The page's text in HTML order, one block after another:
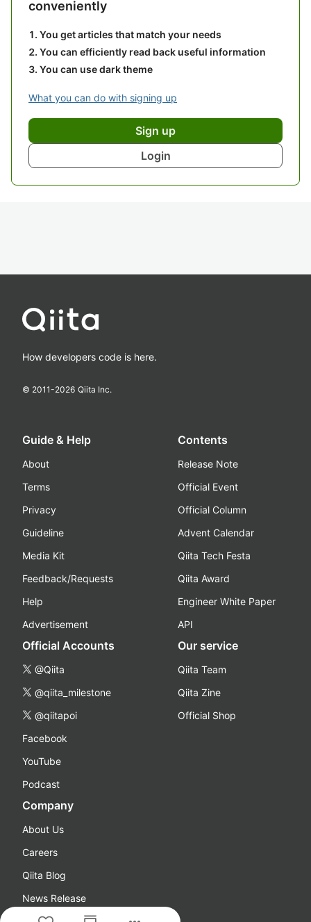
conveniently
You get articles that match your needs
You can efficiently read back useful information
You can use dark theme
What you can do with signing up
Sign up
Login
How developers code is here.
© 2011-2026 Qiita Inc.
Guide & Help
About
Terms
Privacy
Guideline
Media Kit
Feedback/Requests
Help
Advertisement
Contents
Release Note
Official Event
Official Column
Advent Calendar
Qiita Tech Festa
Qiita Award
Engineer White Paper
API
Official Accounts
@Qiita
@qiita_milestone
@qiitapoi
Facebook
YouTube
Podcast
Our service
Qiita Team
Qiita Zine
Official Shop
Company
About Us
Careers
Qiita Blog
News Release